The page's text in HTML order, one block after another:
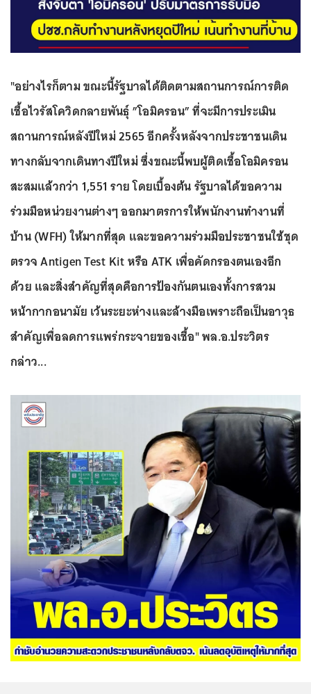
"อย่างไรก็ตาม ขณะนี้รัฐบาลได้ติดตามสถานการณ์การติด
เชื้อไวรัสโควิดกลายพันธุ์ ”โอมิครอน” ที่จะมีการประเมิน
สถานการณ์หลังปีใหม่ 2565 อีกครั้งหลังจากประชาชนเดิน
ทางกลับจากเดินทางปีใหม่ ซึ่งขณะนี้พบผู้ติดเชื้อโอมิครอน
สะสมแล้วกว่า 1,551 ราย โดยเบื้องต้น รัฐบาลได้ขอความ
ร่วมมือหน่วยงานต่างๆ ออกมาตรการให้พนักงานทำงานที่
บ้าน (WFH) ให้มากที่สุด และขอความร่วมมือประชาชนใช้ชุด
ตรวจ Antigen Test Kit หรือ ATK เพื่อคัดกรองตนเองอีก
ด้วย และสิ่งสำคัญที่สุดคือการป้องกันตนเองทั้งการสวม
หน้ากากอนามัย เว้นระยะห่างและล้างมือเพราะถือเป็นอาวุธ
สำคัญเพื่อลดการแพร่กระจายของเชื้อ" พล.อ.ประวิตร
กล่าว...